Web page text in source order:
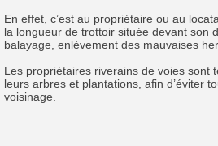
En effet, c’est au propriétaire ou au
la longueur de trottoir située devant son
balayage, enlèvement des mauvaises
Les propriétaires riverains de voies sont
leurs arbres et plantations, afin d’éviter
voisinage.